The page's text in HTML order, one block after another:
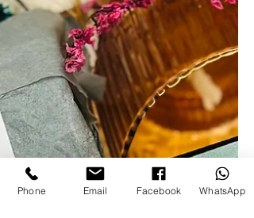
Phone Email Facebook WhatsApp